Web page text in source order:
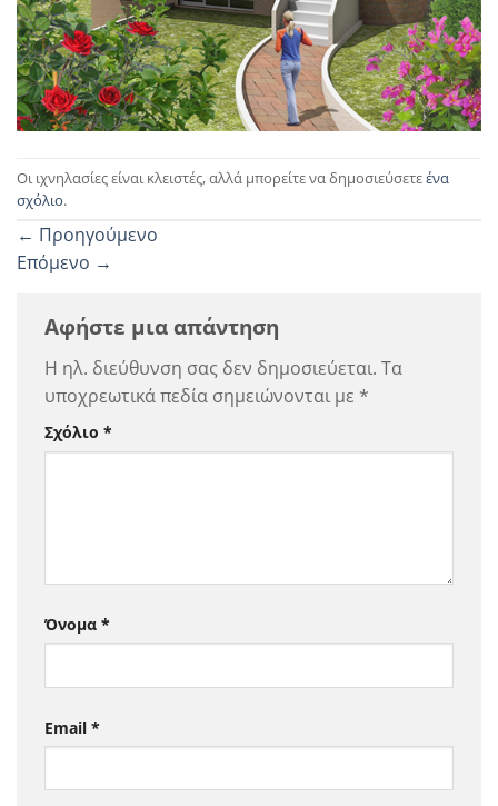
Οι ιχνηλασίες είναι κλειστές, αλλά μπορείτε να δημοσιεύσετεένα
σχόλιο.
← Προηγούμενο
Επόμενο →
Αφήστε μια απάντηση
Η ηλ. διεύθυνση σας δεν δημοσιεύεται. Τα
υποχρεωτικά πεδία σημειώνονται με *
Σχόλιο *
Όνομα *
Email *